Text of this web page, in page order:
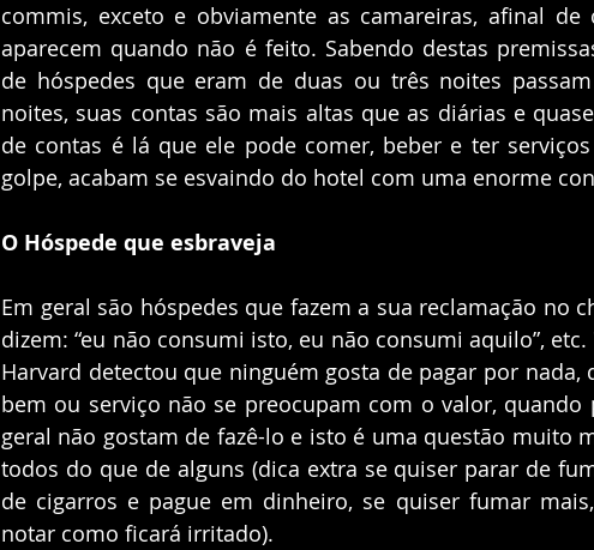
commis, exceto e obviamente as camareiras, afinal de
aparecem quando não é feito. Sabendo destas
de hóspedes que eram de duas ou três noites
noites, suas contas são mais altas que as diárias e
de contas é lá que ele pode comer, beber e ter
golpe, acabam se esvaindo do hotel com uma enorme
O Hóspede que esbraveja
Em geral são hóspedes que fazem a sua reclamação no
dizem: “eu não consumi isto, eu não consumi aquilo”,
Harvard detectou que ninguém gosta de pagar por nada,
bem ou serviço não se preocupam com o valor, quando
geral não gostam de fazê-lo e isto é uma questão muito
todos do que de alguns (dica extra se quiser parar de
de cigarros e pague em dinheiro, se quiser fumar
notar como ficará irritado).